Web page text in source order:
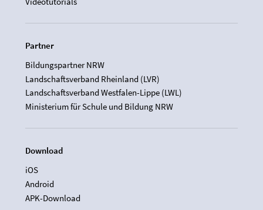
Partner
Bildungspartner NRW
Landschaftsverband Rheinland (LVR)
Landschaftsverband Westfalen-Lippe (LWL)
Ministerium für Schule und Bildung NRW
Download
iOS
Android
APK-Download